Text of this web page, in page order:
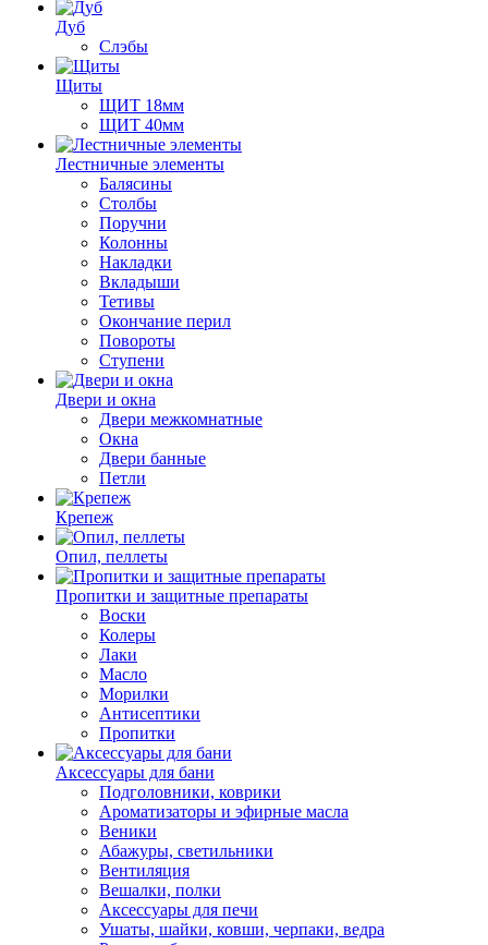
Дуб
Слэбы
Щиты
ЩИТ 18мм
ЩИТ 40мм
Лестничные элементы
Балясины
Столбы
Поручни
Колонны
Накладки
Вкладыши
Тетивы
Окончание перил
Повороты
Ступени
Двери и окна
Двери межкомнатные
Окна
Двери банные
Петли
Крепеж
Опил, пеллеты
Пропитки и защитные препараты
Воски
Колеры
Лаки
Масло
Морилки
Антисептики
Пропитки
Аксессуары для бани
Подголовники, коврики
Ароматизаторы и эфирные масла
Веники
Абажуры, светильники
Вентиляция
Вешалки, полки
Аксессуары для печи
Ушаты, шайки, ковши, черпаки, ведра